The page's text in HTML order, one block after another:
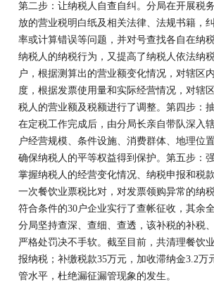
第二步：让纳税人自查自纠。分局在开展税
放的营业税明白纸及相关法律、法规书籍，
率或计算错误等问题，并对号查找各自在纳
纳税人的纳税行为，又提高了纳税人依法纳
户，根据测算出的营业额变化情况，对辖区
度，根据发票使用量和实际经营情况，对辖
税人的营业额及税额进行了调整。第四步：
在定税工作完成后，由分局长亲自带队深入
户经营规模、条件设施、消费群体、地理位
确保纳税人的平等权益得到保护。第五步：
掌握纳税人的经营变化情况、纳税申报和税
一次餐饮业票税比对，对发票领购异常的纳
符合条件的30户企业实行了查帐征收，其余
分局坚持查深、查细、查透，该补税的补税
严格处罚决不手软。截至目前，共清理餐饮
报纳税；补缴税款35万元，加收滞纳金3.2
管水平，杜绝漏征漏管现象的发生。